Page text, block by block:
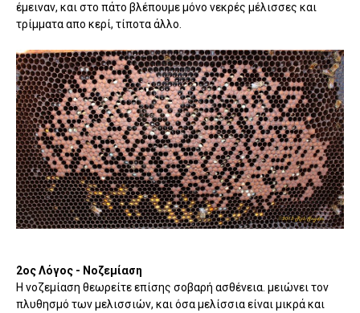
έμειναν, και στο πάτο βλέπουμε μόνο νεκρές μέλισσες και
τρίμματα απο κερί, τίποτα άλλο.
2ος Λόγος - Νοζεμίαση
Η νοζεμίαση θεωρείτε επίσης σοβαρή ασθένεια. μειώνει τον
πλυθησμό των μελισσιών, και όσα μελίσσια είναι μικρά και